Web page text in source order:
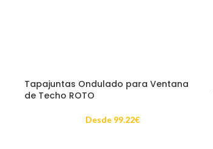
Tapajuntas Ondulado para Ventana
de Techo ROTO
Desde 99.22€